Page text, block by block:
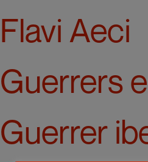
Flavi Aeci
Guerrers
Guerrer